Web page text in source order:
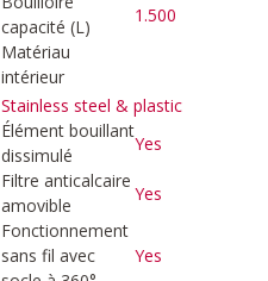
capacité (L)
1.500
Matériau
intérieur
Stainless steel & plastic
Élément bouillant
dissimulé
Yes
Filtre anticalcaire
amovible
Yes
Fonctionnement
sans fil avec
Yes